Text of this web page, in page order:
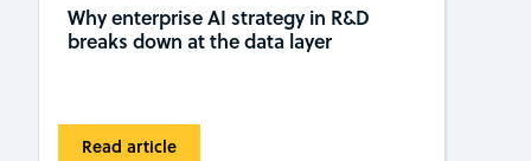
Why enterprise AI strategy in R&D
breaks down at the data layer
Read article